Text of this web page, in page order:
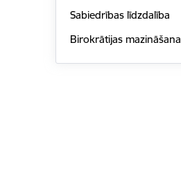
Sabiedrības līdzdalība
Birokrātijas mazināšana